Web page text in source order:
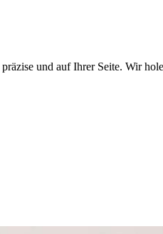
und auf Ihrer Seite. Wir